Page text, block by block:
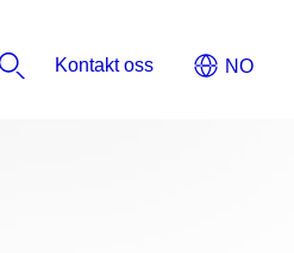
Kontakt oss